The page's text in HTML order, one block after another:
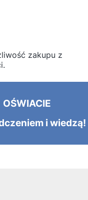
zakupu z
i wiedzą!